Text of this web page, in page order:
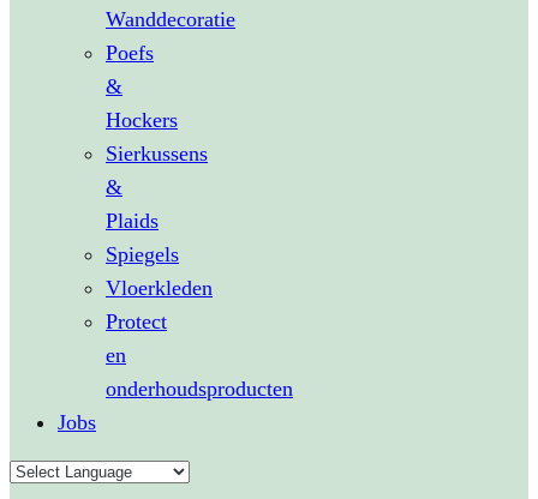
Wanddecoratie
Poefs
&
Hockers
Sierkussens
&
Plaids
Spiegels
Vloerkleden
Protect
en
onderhoudsproducten
Jobs